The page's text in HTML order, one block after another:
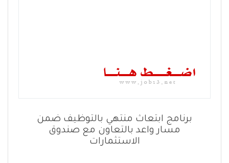
برنامج ابتعاث منتهي بالتوظيف ضمن
مسار واعد بالتعاون مع صندوق
الاستثمارات